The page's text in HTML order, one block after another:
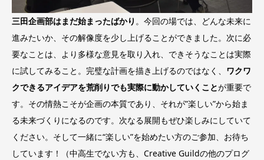
三田企画部はまだ始まったばかり 。今回の場では、どんな未来に
進みたいか、その解像度を少し上げることができました。次に必
要なことは、より多様な意見を取り入れ、できそうなことは実際
に試してみること。完璧な計画を描き上げるのではなく、 ワクワ
クできるアイデアを荒削りでも実際に動かしていくことが重要で
す。その情熱こそが企画の本質であり、それが”楽しい”から始ま
る未来づくりになるのです。次なる展開もぜひ楽しみにしていて
ください。そして一緒に“楽しい”を始めたい方のご参加、お待ち
しています！（中高生でない方も、Creative Guildの他のプログ